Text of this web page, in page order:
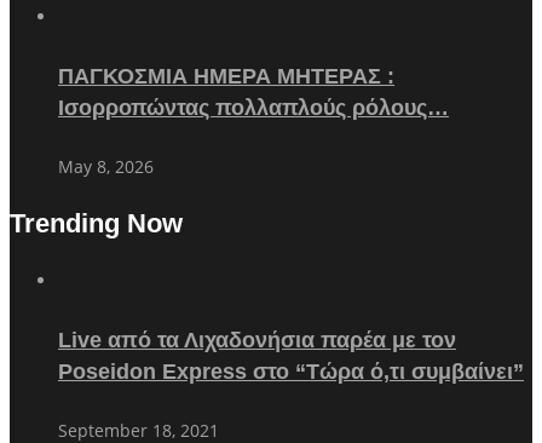
ΠΑΓΚΟΣΜΙΑ ΗΜΕΡΑ ΜΗΤΕΡΑΣ :
Ισορροπώντας πολλαπλούς ρόλους…
May 8, 2026
Trending Now
Live από τα Λιχαδονήσια παρέα με τον
Poseidon Express στο “Τώρα ό,τι συμβαίνει”
September 18, 2021